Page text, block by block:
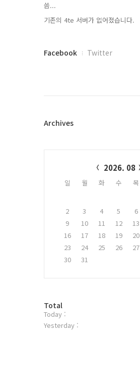
씀...
기존의 4te 서버가 없어졌습니다.
페
플
Facebook Twitter
Archives
2026. 08
일 월 화 수 목
2
3 4 5 6
9
10 11 12 13
16
17 18 19 20
23
24 25 26 27
30
31
방
문
자
Total
Today :
Yesterday :